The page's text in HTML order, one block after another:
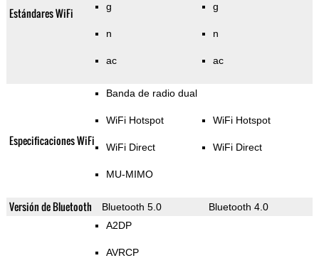
Estándares WiFi g
n
ac
g
n
ac
Especificaciones WiFi
Banda de radio dual
WiFi Hotspot
WiFi Direct
MU-MIMO
WiFi Hotspot
WiFi Direct
Versión de Bluetooth Bluetooth 5.0
Bluetooth 4.0
A2DP
AVRCP